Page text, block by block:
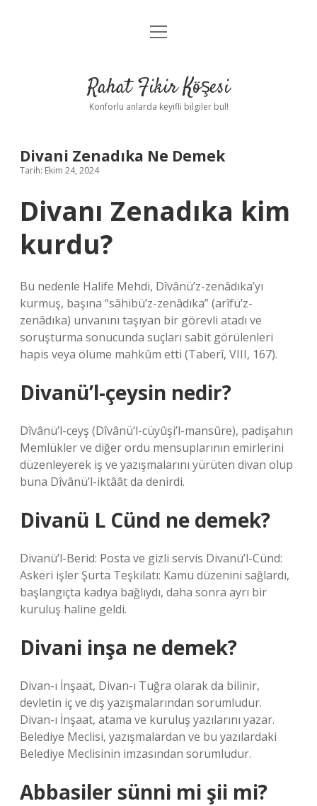
Anasayfa
Yasal Uyarı
menüyü
Rahat Fikir Köşesi
Konforlu anlarda keyifli bilgiler bul!
Divani Zenadıka Ne Demek
Tarih: Ekim 24, 2024
Divanı Zenadıka kim
kurdu?
Bu nedenle Halife Mehdi, Dîvânü’z-zenâdıka’yı
kurmuş, başına “sâhibü’z-zenâdıka” (arîfü’z-
zenâdıka) unvanını taşıyan bir görevli atadı ve
soruşturma sonucunda suçları sabit görülenleri
hapis veya ölüme mahkûm etti (Taberî, VIII, 167).
Divanü’l-çeysin nedir?
Dîvânü’l-ceyş (Dîvânü’l-cüyûşi’l-mansûre), padişahın
Memlükler ve diğer ordu mensuplarının emirlerini
düzenleyerek iş ve yazışmalarını yürüten divan olup
buna Dîvânü’l-iktâât da denirdi.
Divanü L Cünd ne demek?
Divanü’l-Berid: Posta ve gizli servis Divanü’l-Cünd:
Askeri işler Şurta Teşkilatı: Kamu düzenini sağlardı,
başlangıçta kadıya bağlıydı, daha sonra ayrı bir
kuruluş haline geldi.
Divani inşa ne demek?
Divan-ı İnşaat, Divan-ı Tuğra olarak da bilinir,
devletin iç ve dış yazışmalarından sorumludur.
Divan-ı İnşaat, atama ve kuruluş yazılarını yazar.
Belediye Meclisi, yazışmalardan ve bu yazılardaki
Belediye Meclisinin imzasından sorumludur.
Abbasiler sünni mi şii mi?